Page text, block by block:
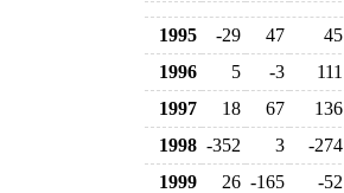
1995 -29 47 45
1996
5 -3 111
1997
18 67 136
1998 -352 3 -274
1999
26 -165 -52